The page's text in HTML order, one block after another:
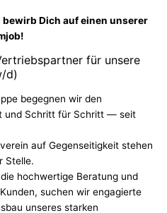
bewirb Dich auf einen unserer
für unsere
d)
begegnen wir den
und Schritt für Schritt — seit
auf Gegenseitigkeit stehen
Stelle.
hochwertige Beratung und
suchen wir engagierte
unseres starken